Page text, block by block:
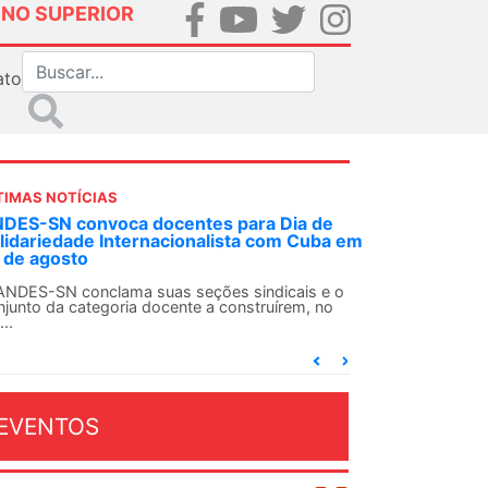
SUPERIOR
NOTÍCIAS
decisão inédita, Justiça Federal condena
agente da ditadura por estupro
uma decisão considerada histórica, a 2ª Vara
Criminal do Rio de Janeiro condenou o...
2026